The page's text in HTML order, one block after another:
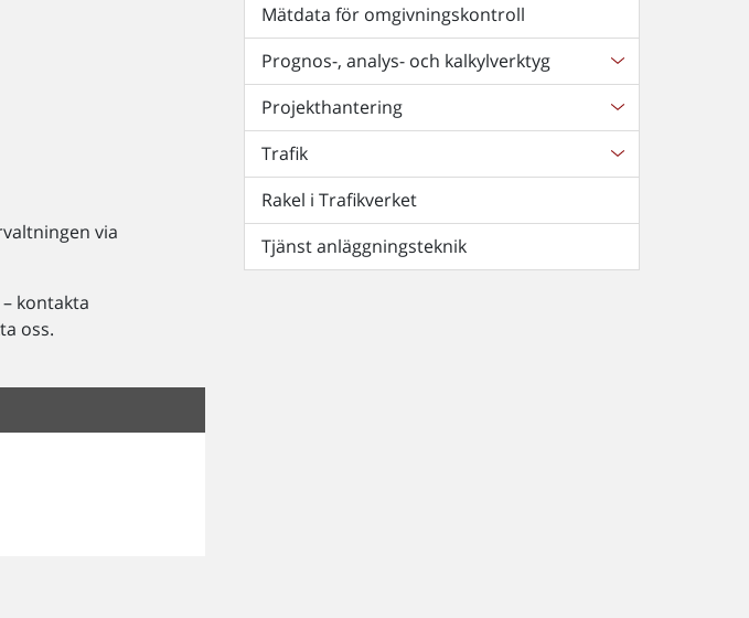
via
kontakta
oss.
Mätdata för omgivningskontroll
Prognos-, analys- och kalkylverktyg
Projekthantering
Trafik
Rakel i Trafikverket
Tjänst anläggningsteknik